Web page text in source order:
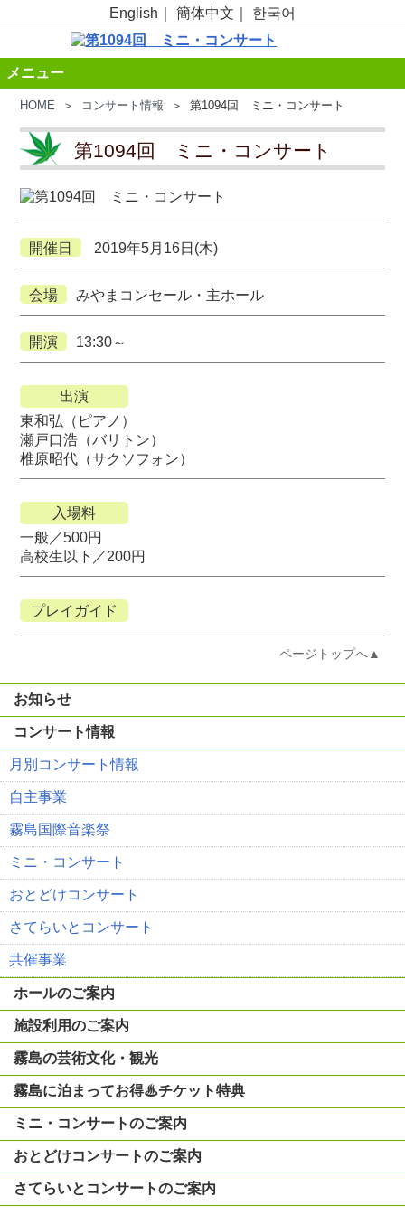
English 簡体中文 한국어
メニュー
HOME ＞ コンサート情報 ＞ 第1094回 ミニ・コンサート
第1094回 ミニ・コンサート
開催日 2019年5月16日(木)
会場 みやまコンセール・主ホール
開演 13:30～
出演
東和弘（ピアノ）
瀬戸口浩（バリトン）
椎原昭代（サクソフォン）
入場料
一般／500円
高校生以下／200円
プレイガイド
ページトップへ▲
お知らせ
コンサート情報
月別コンサート情報
自主事業
霧島国際音楽祭
ミニ・コンサート
おとどけコンサート
さてらいとコンサート
共催事業
ホールのご案内
施設利用のご案内
霧島の芸術文化・観光
霧島に泊まってお得♨チケット特典
ミニ・コンサートのご案内
おとどけコンサートのご案内
さてらいとコンサートのご案内